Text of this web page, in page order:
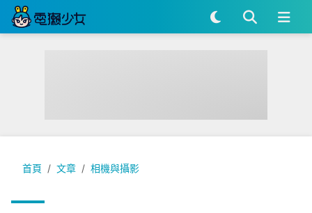
首頁 文章 相機與攝影
出門｜Sony α7 IV 發表 錄影新增三大功能：對焦圖、AF 幫助